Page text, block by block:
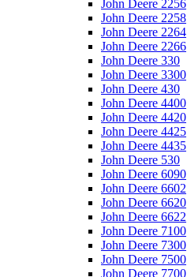
John Deere 2256
John Deere 2258
John Deere 2264
John Deere 2266
John Deere 330
John Deere 3300
John Deere 430
John Deere 4400
John Deere 4420
John Deere 4425
John Deere 4435
John Deere 530
John Deere 6090
John Deere 6602
John Deere 6620
John Deere 6622
John Deere 7100
John Deere 7300
John Deere 7500
John Deere 7700